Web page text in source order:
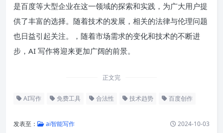
是百度等大型企业在这一领域的探索和实践，为广大用户提
供了丰富的选择。随着技术的发展，相关的法律与伦理问题
也日益引起关注。，随着市场需求的变化和技术的不断进
步，AI 写作将迎来更加广阔的前景。
正文完
AI写作 免费工具 合法性 技术趋势 百度创作
发表至： ai智能写作 2024-10-03